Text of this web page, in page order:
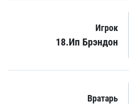
Игрок
18.Ип Брэндон
Вратарь